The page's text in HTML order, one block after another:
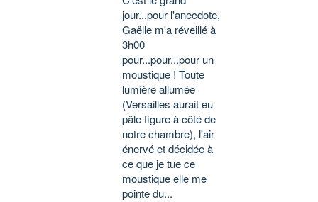
jour...pour l'anecdote,
Gaëlle m'a réveillé à
3h00
pour...pour...pour un
moustique ! Toute
lumière allumée
(Versailles aurait eu
pâle figure à côté de
notre chambre), l'air
énervé et décidée à
ce que je tue ce
moustique elle me
pointe du...